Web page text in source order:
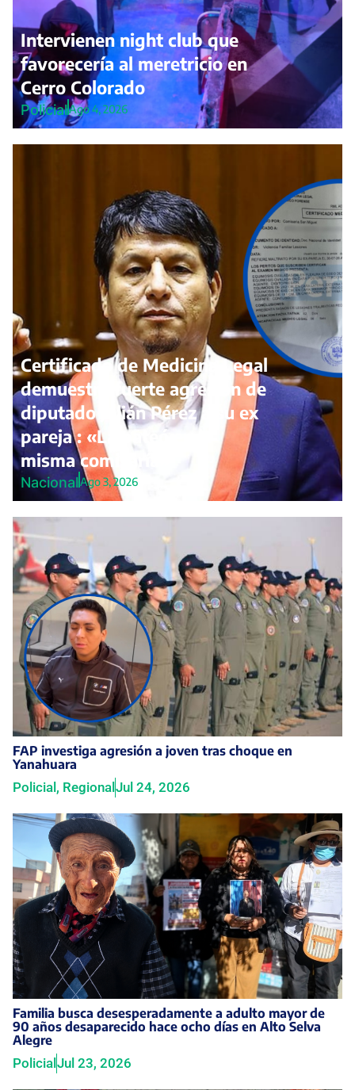
Intervienen night club que
favorecería al meretricio en
Cerro Colorado
PolicialAgo 4, 2026
Certificado de Medicina Legal
demuestra fuerte agresión de
diputado Julián Pérez a su ex
pareja : «La pateó en la
misma comisaría»
NacionalAgo 3, 2026
FAP investiga agresión a joven tras choque en
Yanahuara
Policial , Regional Jul 24, 2026
Familia busca desesperadamente a adulto mayor de
90 años desaparecido hace ocho días en Alto Selva
Alegre
Policial Jul 23, 2026